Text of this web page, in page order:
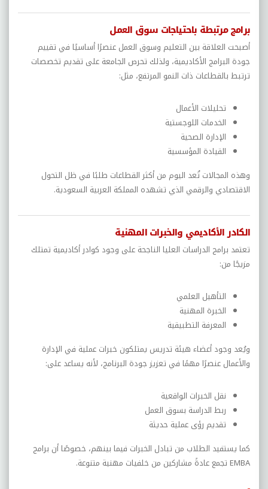
برامج مرتبطة باحتياجات سوق العمل
أصبحت العلاقة بين التعليم وسوق العمل عنصرًا أساسيًا في تقييم
جودة البرامج الأكاديمية، ولذلك تحرص الجامعة على تقديم تخصصات
ترتبط بالقطاعات ذات النمو المرتفع، مثل:
تحليلات الأعمال
الخدمات اللوجستية
الإدارة الصحية
القيادة المؤسسية
وهذه المجالات تُعد اليوم من أكثر القطاعات طلبًا في ظل التحول
الاقتصادي والرقمي الذي تشهده المملكة العربية السعودية.
الكادر الأكاديمي والخبرات المهنية
تعتمد برامج الدراسات العليا الناجحة على وجود كوادر أكاديمية تمتلك
مزيجًا من:
التأهيل العلمي
الخبرة المهنية
المعرفة التطبيقية
ويُعد وجود أعضاء هيئة تدريس يمتلكون خبرات عملية في الإدارة
والأعمال عنصرًا مهمًا في تعزيز جودة البرنامج، لأنه يساعد على:
نقل الخبرات الواقعية
ربط الدراسة بسوق العمل
تقديم رؤى عملية حديثة
كما يستفيد الطلاب من تبادل الخبرات فيما بينهم، خصوصًا أن برامج
EMBA تجمع عادةً مشاركين من خلفيات مهنية متنوعة.